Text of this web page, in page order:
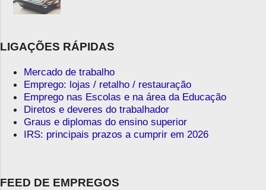
LIGAÇÕES RÁPIDAS
Mercado de trabalho
Emprego: lojas / retalho / restauração
Emprego nas Escolas e na área da Educação
Diretos e deveres do trabalhador
Graus e diplomas do ensino superior
IRS: principais prazos a cumprir em 2026
FEED DE EMPREGOS